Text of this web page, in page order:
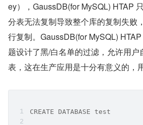
ey），GaussDB(for MySQL) HTAP
分表无法复制导致整个库的复制失败
行复制。GaussDB(for MySQL)
题设计了黑/白名单的过滤，允许用户
表，这在生产应用是十分有意义的，
CREATE DATABASE test